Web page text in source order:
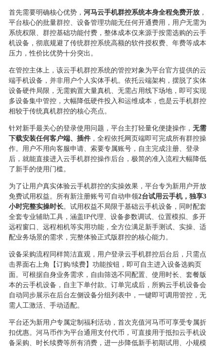
首先需要明确核心优势， 河马云手机群控系统本身全程免费开放，
平台核心的批量群控、设备管理功能无任何开通费用，用户无需为
系统权限、群控基础功能付费，整体成本仅来源于按需选购的云手
机设备，彻底规避了传统群控系统高额的软件授权费、年费等成本
压力，性价比优势十分突出。
在管控主体上，该云手机群控系统的管控对象为平台官方提供的云
端手机设备，并非用户个人实体手机。依托云端架构，摆脱了实体
设备硬件局限，无需购置大量真机、无需占用线下场地，即可实现
多设备集中管控，大幅降低硬件投入和运维成本，也是云手机群控
相较于传统真机群控的核心亮点。
针对新手最关心的登录使用问题，平台主打轻量化便捷操作， 无需
下载安装任何客户端、插件，全程依托网页端即可完成所有群控操
作。用户不用向客服申请、索要专属账号，自主完成注册、登录
后，就能直接进入云手机群控操作后台，极简的准入流程大幅降低
了新手的使用门槛。
为了让用户真实体验云手机群控的实操效果，平台专为新用户开放
免费试用权益。所有新注册账号可自动申领2台试用云手机，独享3
小时完整实操时长。试用权益不局限于基础云手机设备，同时配套
全套专业辅助工具，涵盖IP代理、设备参数调试、位置模拟、多开
远程窗口、远程相机等实用功能，全方位满足新手测试、实操、适
配业务场景的需求，完整体验正式版群控的核心能力。
设备采购流程同样简洁直观，用户登录云手机群控后台后，只需点
击界面右上角【订购/续费】功能按钮，即可自主进入设备选购页
面。可根据自身业务需求，自由筛选不同配置、使用时长、套餐版
本的云手机设备，自主下单付款。订单完成后，所购云手机设备会
自动同步展示在后台左侧设备分组列表中，一键即可调用管控，无
需人工激活、手动适配。
平台还为新用户专属定制福利活动，首次充值河马币可享受专属折
扣优惠。河马币作为平台通用支付代币，可直接用于抵扣云手机设
备采购、时长续费等所有消费，进一步降低新手初期试用、小规模